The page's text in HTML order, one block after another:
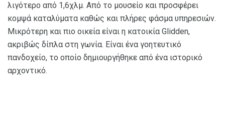
λιγότερο από 1,6χλμ. Από το μουσείο και προσφέρει
κομψά καταλύματα καθώς και πλήρες φάσμα υπηρεσιών.
Μικρότερη και πιο οικεία είναι η κατοικία Glidden,
ακριβώς δίπλα στη γωνία. Είναι ένα γοητευτικό
πανδοχείο, το οποίο δημιουργήθηκε από ένα ιστορικό
αρχοντικό.